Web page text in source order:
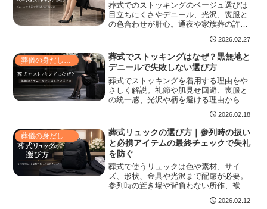
葬式でのストッキングのベージュ選びは
目立ちにくさやデニール、光沢、喪服と
の色合わせが肝心。通夜や家族葬の許容
範囲や年代・宗教配慮、高齢者や妊婦向
けの選び方、デニール目安、黒パンプス
やバッグとの合わせ方、ネイルや保湿、
伝線対策、予備の携行、参列前の最終チ
ェックまで具体的に解説し安心して選べ
るポイントをまとめます。
2026.02.27
葬儀の身だしなみ
葬式でストッキングはなぜ？黒無地と
デニールで失敗しない選び方
葬式でストッキングを着用する理由をや
さしく解説。礼節や肌見せ回避、喪服と
の統一感、光沢や柄を避ける理由から、
色・デニールの選び方、タイツとの違
い、当日の予備や伝線防止、爪やペディ
キュアの確認、靴との組み合わせ、地域
習慣や季節・妊産婦・高齢者対応、医師
診断時の配慮など、参列前に押さえてお
きたい実務ポイントをまとめています。
2026.02.18
葬式リュックの選び方｜参列時の扱い
と必携アイテムの最終チェックで失礼
を防ぐ
葬式で使うリュックは色や素材、サイ
ズ、形状、金具や光沢まで配慮が必要。
参列時の置き場や背負わない所作、袱
紗・数珠・香典など中身チェック、仕事
帰りや子連れでの対応も含めた最終チェ
2026.02.12